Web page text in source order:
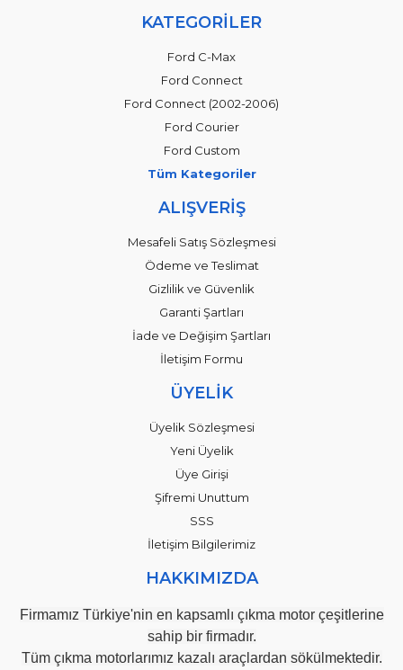
KATEGORİLER
Ford C-Max
Ford Connect
Ford Connect (2002-2006)
Ford Courier
Ford Custom
Tüm Kategoriler
ALIŞVERİŞ
Mesafeli Satış Sözleşmesi
Ödeme ve Teslimat
Gizlilik ve Güvenlik
Garanti Şartları
İade ve Değişim Şartları
İletişim Formu
ÜYELİK
Üyelik Sözleşmesi
Yeni Üyelik
Üye Girişi
Şifremi Unuttum
SSS
İletişim Bilgilerimiz
HAKKIMIZDA
Firmamız Türkiye'nin en kapsamlı çıkma motor çeşitlerine
sahip bir firmadır.
Tüm çıkma motorlarımız kazalı araçlardan sökülmektedir.